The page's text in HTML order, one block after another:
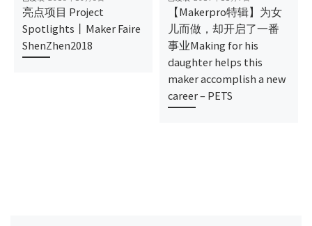
亮点项目 Project
Spotlights丨Maker Faire
ShenZhen2018
【Makerpro特辑】为女
儿而做，却开启了一番
事业Making for his
daughter helps this
maker accomplish a new
career – PETS